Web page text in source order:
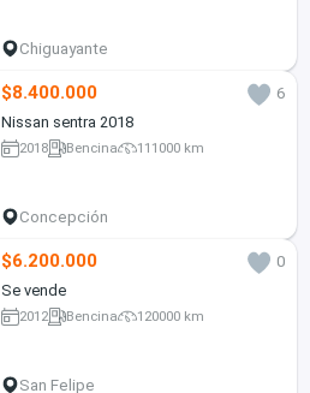
Chiguayante
$8.400.000
6
Nissan sentra 2018
2018 Bencina 111000 km
Concepción
$6.200.000
0
Se vende
2012 Bencina 120000 km
San Felipe